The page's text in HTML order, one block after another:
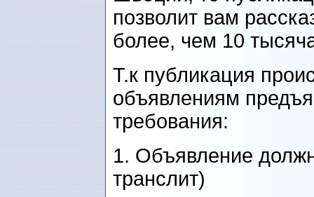
позволит вам
более, чем 10
Т.к публикация
объявлениям
требования:
1. Объявление
транслит)